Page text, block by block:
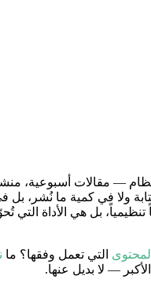
— مقالات أسبوعية،
ولا في كمية ما
بل هي الأداة التي
التي تعمل وفقها؟ ما
— لا بديل عنها.